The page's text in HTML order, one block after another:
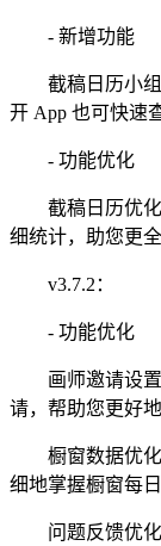
- 新增功能
截稿日历小组
开 App 也可快速
- 功能优化
截稿日历优化
细统计，助您更
v3.7.2：
- 功能优化
画师邀请设置
请，帮助您更好
橱窗数据优化
细地掌握橱窗每
问题反馈优化